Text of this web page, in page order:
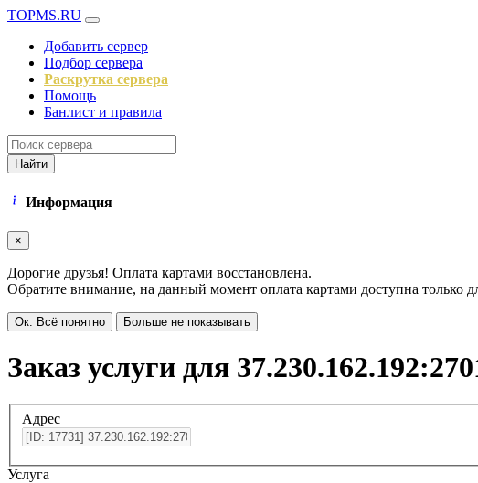
TOPMS.RU
Добавить сервер
Подбор сервера
Раскрутка сервера
Помощь
Банлист и правила
Найти
Информация
×
Дорогие друзья! Оплата картами восстановлена.
Обратите внимание, на данный момент оплата картами доступна только
Ок. Всё понятно Больше не показывать
Заказ услуги для
Адрес
Услуга